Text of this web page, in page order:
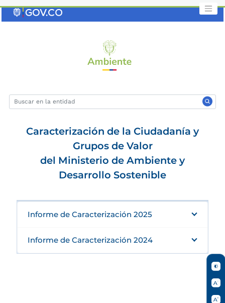
Caracterización de la Ciudadanía y
Grupos de Valor
del Ministerio de Ambiente y
Desarrollo Sostenible
Informe de Caracterización 2025
Informe de Caracterización 2024